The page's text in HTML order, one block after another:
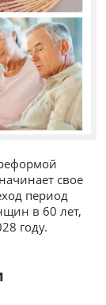
свое
период
в 60 лет,
году.